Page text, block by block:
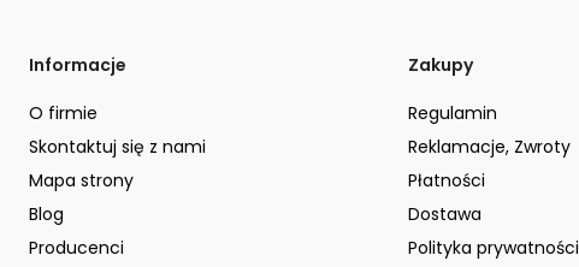
Informacje
O firmie
Skontaktuj się z nami
Mapa strony
Blog
Producenci
Zakupy
Regulamin
Reklamacje, Zwroty
Płatności
Dostawa
Polityka prywatności